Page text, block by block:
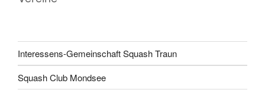
Interessens-Gemeinschaft Squash Traun
Squash Club Mondsee